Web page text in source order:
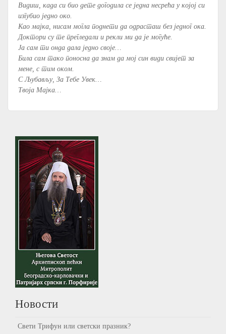
Новости
Свети Трифун или светски празник?
Видиш, када си био дете догодила се једна несрећа у којој си
изгубио једно око.
Као мајка, нисам могла поднети да одрасташ без једног ока.
Доктори су те прегледали и рекли ми да је могуће.
Ја сам ти онда дала једно своје…
Била сам тако поносна да знам да мој син види свијет за
мене, с тим оком.
С Љубављу, За Тебе Увек…
Твоја Мајка…